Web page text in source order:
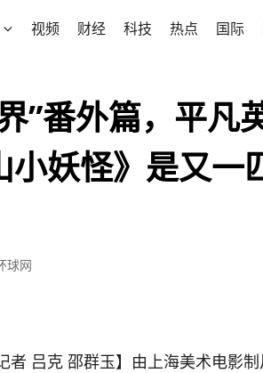
视频 财经 科技 热点 国际
”番外篇，平凡
小妖怪》是又一
球网
者 吕克 邵群玉】由上海美术电影